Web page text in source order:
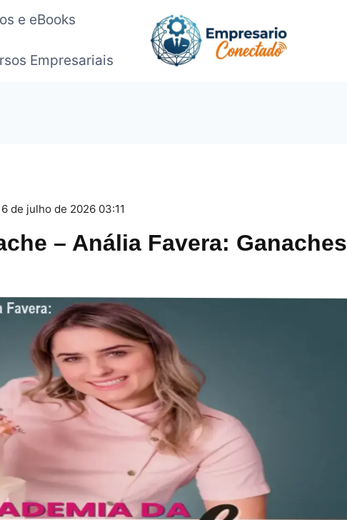
e eBooks
Empresariais
6 de julho de 2026 03:11
– Anália Favera: Ganaches